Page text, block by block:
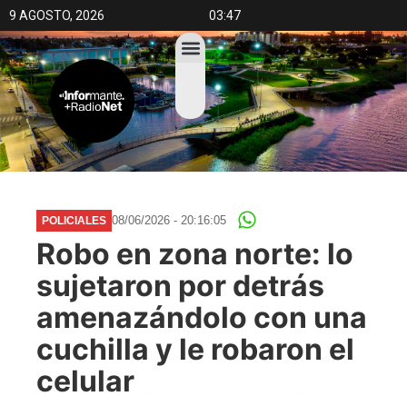
9 AGOSTO, 2026 03:47
POLICIALES 08/06/2026 - 20:16:05
Robo en zona norte: lo
sujetaron por detrás
amenazándolo con una
cuchilla y le robaron el
celular